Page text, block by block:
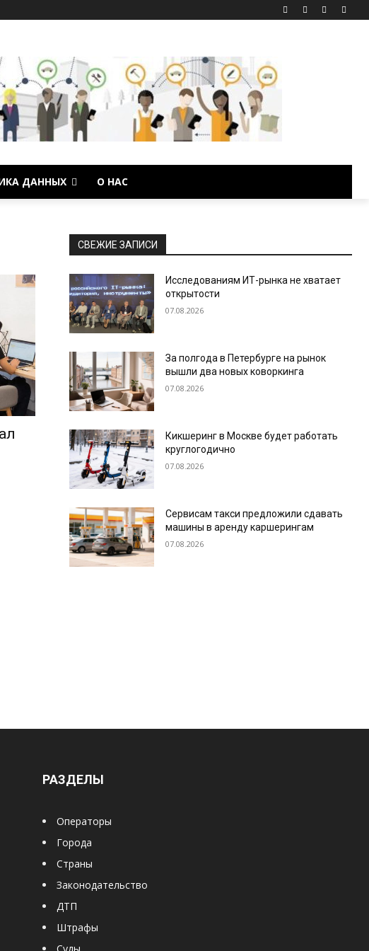
ДАННЫХ О НАС
СВЕЖИЕ ЗАПИСИ
Исследованиям ИТ-рынка не хватает
открытости
07.08.2026
За полгода в Петербурге на рынок
вышли два новых коворкинга
07.08.2026
Кикшеринг в Москве будет работать
круглогодично
07.08.2026
Сервисам такси предложили сдавать
машины в аренду каршерингам
07.08.2026
РАЗДЕЛЫ
Операторы
Города
Страны
Законодательство
ДТП
Штрафы